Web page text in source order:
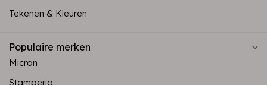
Tekenen & Kleuren
Populaire merken
Micron
Stamperia